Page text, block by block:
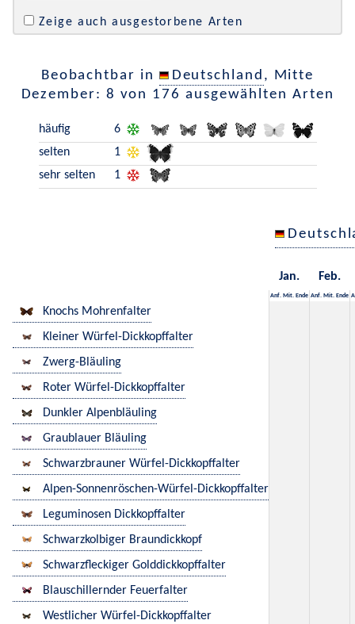
Zeige auch ausgestorbene Arten
Beobachtbar in Deutschland , Mitte
Dezember: 8 von 176 ausgewählten Arten
häufig
6
selten
1
sehr selten
1
Jan. Feb.
Anf. Mit. Ende Anf. Mit. Ende
Knochs Mohrenfalter
Kleiner Würfel-Dickkopffalter
Zwerg-Bläuling
Roter Würfel-Dickkopffalter
Dunkler Alpenbläuling
Graublauer Bläuling
Schwarzbrauner Würfel-Dickkopffalter
Alpen-Sonnenröschen-Würfel-Dickkopffalter
Leguminosen Dickkopffalter
Schwarzkolbiger Braundickkopf
Schwarzfleckiger Golddickkopffalter
Blauschillernder Feuerfalter
Westlicher Würfel-Dickkopffalter